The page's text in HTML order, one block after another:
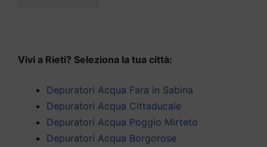
Vivi a Rieti? Seleziona la tua città:
Depuratori Acqua Fara in Sabina
Depuratori Acqua Cittaducale
Depuratori Acqua Poggio Mirteto
Depuratori Acqua Borgorose